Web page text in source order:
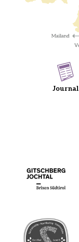
Journal